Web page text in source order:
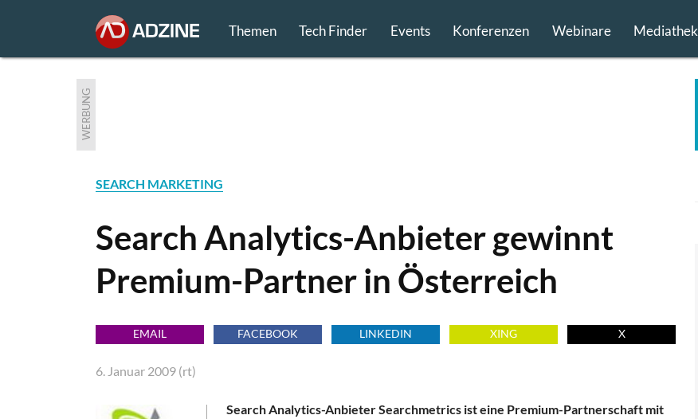
Themen Tech Finder Events Konferenzen Webinare Mediathek
WERBUNG
SEARCH MARKETING
Search Analytics-Anbieter gewinnt
Premium-Partner in Österreich
EMAIL FACEBOOK LINKEDIN XING X
6. Januar 2009 (rt)
Search Analytics-Anbieter Searchmetrics ist eine Premium-Partnerschaft mit